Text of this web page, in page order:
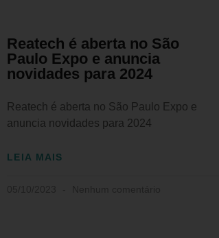
Reatech é aberta no São
Paulo Expo e anuncia
novidades para 2024
Reatech é aberta no São Paulo Expo e
anuncia novidades para 2024
LEIA MAIS